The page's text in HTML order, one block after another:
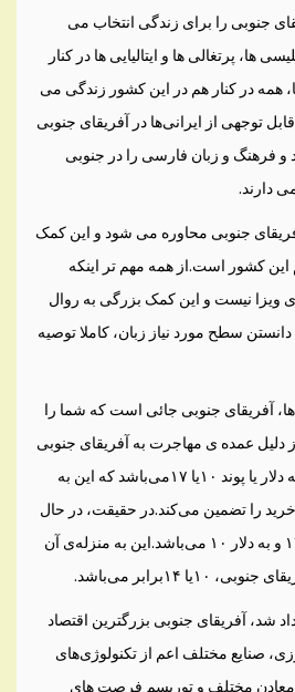
جنوبی را برای زندگی‌ انتخاب می
ها، پرتغالی ها و ایتالیایی ها در کنار
همه در کنار هم در این کشور زندگی‌ می
توجهی‌ از ایرانی‌ها در آفریقای جنوبی
فرهنگ و زبان فارسی را در جنوبی
دارند.
جنوبی محاوره می شود و این کمک
کشور است.از همه مهم تر اینکه
ویزا نیست و این کمک بزرگی‌ به روال
سطح مورد نیاز زبان، کاملا توصیه
آفریقای جنوبی جائی است که شما را
دلیل عمده ی مهاجرت به آفریقای جنوبی
است، زیرا نرخ مبادله رند به دلار یا پوند ۱۰یا ۱۷می‌باشد که این به
را تضمین می‌کند.در حقیقت، در حا‌ل
حاضر، نرخ رند به یورو ۱۴/۵ و به دلار ۱۰ می‌باشد.این به منزله‌ی آن
۱۴برابر می‌باشد.
شد، آفریقای جنوبی بزرگترین اقتصاد
صنایع مختلف اعم از تکنولوژی‌های
معادن مختلف و توریسم فرصت های